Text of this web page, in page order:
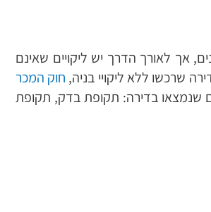
אך לאורך הדרך יש ליקויים שאינם
שרכשו ללא ליקויי בניה, חוק המכר
שנמצאו בדירה: תקופת בדק, תקופת